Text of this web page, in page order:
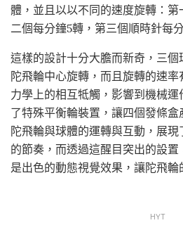
體，並且以以不同的速度旋轉：
二個每分鐘5轉，第三個順時針每
這樣的設計十分大膽而新奇，三
陀飛輪中心旋轉，而且旋轉的速
力學上的相互牴觸，影響到機械
了特殊平衡輪裝置，讓四個發條
陀飛輪與球體的運轉與互動，展
的節奏，而透過這醒目突出的設
是出色的動態視覺效果，讓陀飛輪
HYT